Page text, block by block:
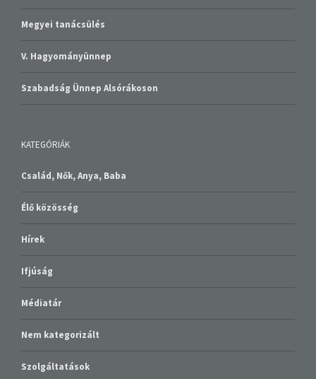
Megyei tanácsülés
V. Hagyományünnep
Szabadság Ünnep Alsórákoson
KATEGÓRIÁK
Család, Nők, Anya, Baba
Élő közösség
Hírek
Ifjúság
Médiatár
Nem kategorizált
Szolgáltatások